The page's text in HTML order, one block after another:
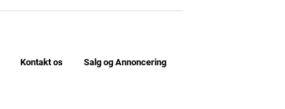
Kontakt os Salg og Annoncering